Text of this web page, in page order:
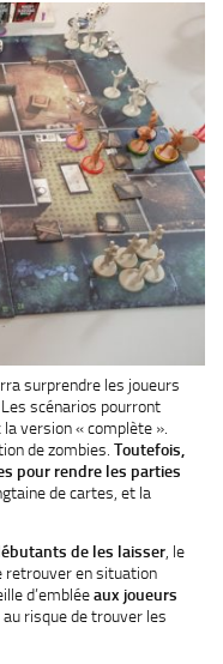
surprendre les joueurs
scénarios pourront
version « complète ».
de zombies. Toutefois,
pour rendre les parties
de cartes, et la
de les laisser, le
retrouver en situation
d’embléeaux joueurs
au risque de trouver les